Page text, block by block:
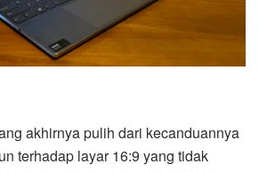
akhirnya pulih dari kecanduannya
terhadap layar 16:9 yang tidak